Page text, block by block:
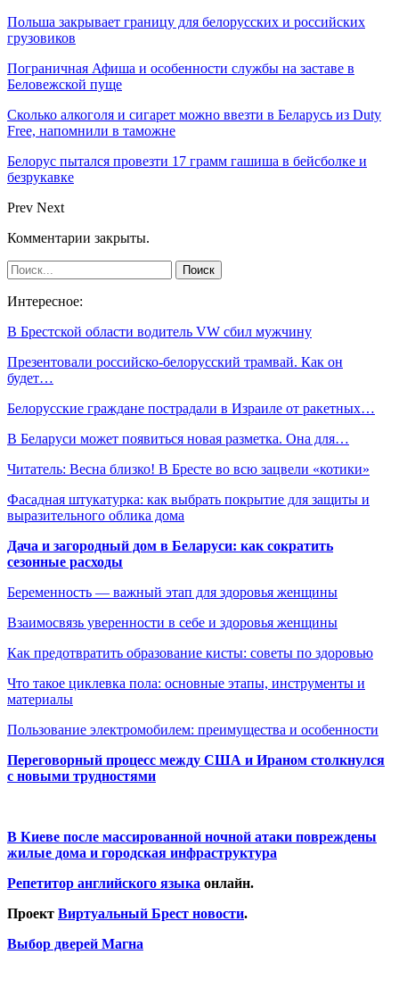
Польша закрывает границу для белорусских и российских
грузовиков
Пограничная Афиша и особенности службы на заставе в
Беловежской пуще
Сколько алкоголя и сигарет можно ввезти в Беларусь из Duty
Free, напомнили в таможне
Белорус пытался провезти 17 грамм гашиша в бейсболке и
безрукавке
Prev Next
Комментарии закрыты.
Интересное:
В Брестской области водитель VW сбил мужчину
Презентовали российско-белорусский трамвай. Как он
будет…
Белорусские граждане пострадали в Израиле от ракетных…
В Беларуси может появиться новая разметка. Она для…
Читатель: Весна близко! В Бресте во всю зацвели «котики»
Фасадная штукатурка: как выбрать покрытие для защиты и
выразительного облика дома
Дача и загородный дом в Беларуси: как сократить
сезонные расходы
Беременность — важный этап для здоровья женщины
Взаимосвязь уверенности в себе и здоровья женщины
Как предотвратить образование кисты: советы по здоровью
Что такое циклевка пола: основные этапы, инструменты и
материалы
Пользование электромобилем: преимущества и особенности
Переговорный процесс между США и Ираном столкнулся
с новыми трудностями
В Киеве после массированной ночной атаки повреждены
жилые дома и городская инфраструктура
Репетитор английского языка онлайн.
Проект Виртуальный Брест новости.
Выбор дверей Магна